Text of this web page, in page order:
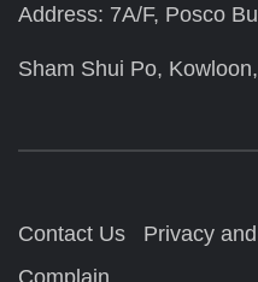
Address: 7A/F, Posco
Sham Shui Po,
Contact Us Privacy
Complain